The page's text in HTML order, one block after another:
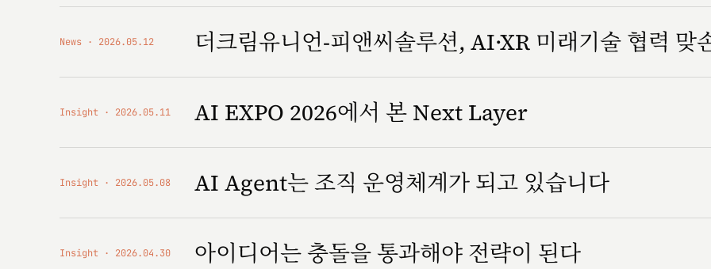
News 2026.05.12 더크림유니언-피앤씨솔루션, AI·XR 미래기술 협력 맞
Insight 2026.05.11 AI EXPO 2026에서 본 Next Layer
Insight 2026.05.08 AI Agent는 조직 운영체계가 되고 있습니다
Insight 2026.04.30 아이디어는 충돌을 통과해야 전략이 된다